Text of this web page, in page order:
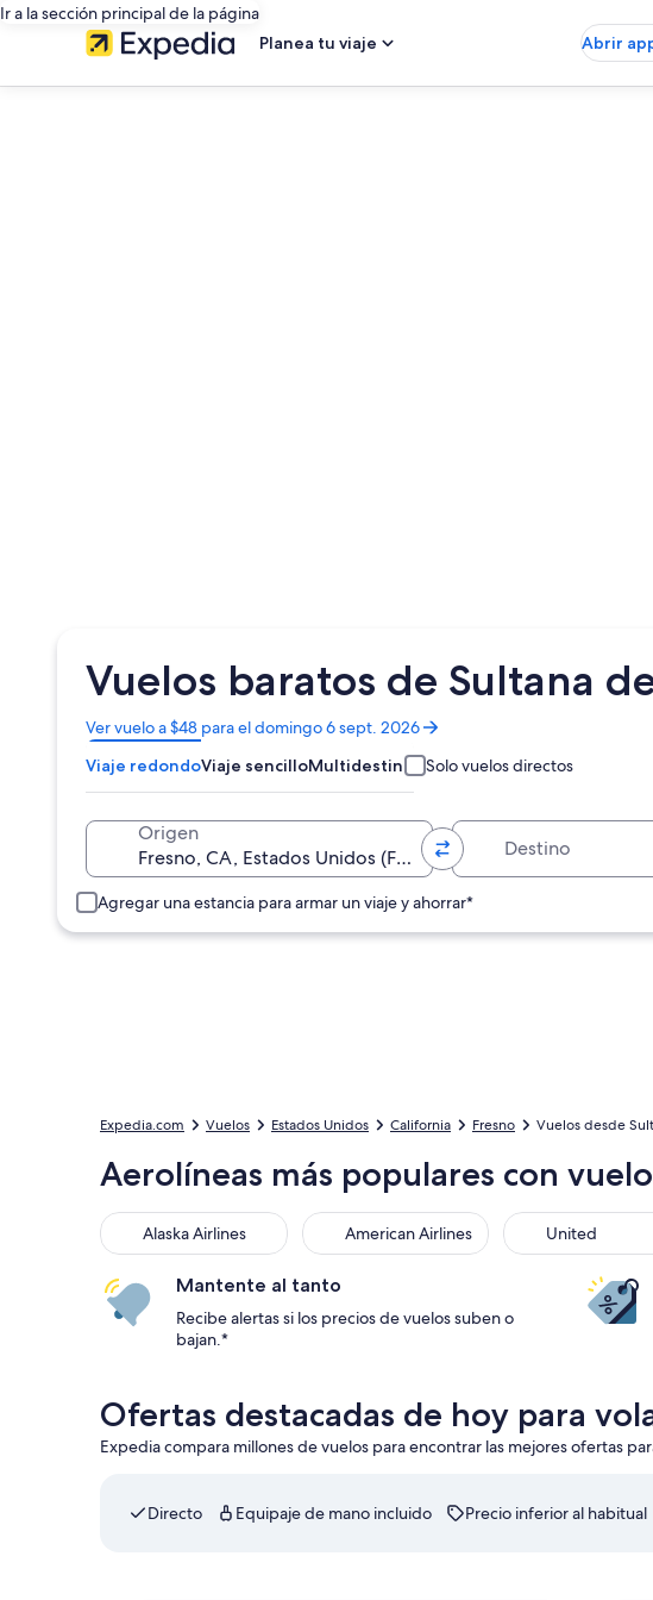
Ir a la sección principal de la página
Planea tu viaje
Abrir
Vuelos baratos de Sultana
Ver vuelo a $48 para el domingo 6 sept. 2026
Se
abrirá
en
una
ventana
Viaje redondoViaje sencilloMultidestino Solo vuelos directos
Origen
Agregar una estancia para armar un viaje y ahorrar*
Expedia.com Vuelos Estados Unidos California Fresno Vuelos desde
Aerolíneas más populares con
Alaska Airlines American Airlines United
Mantente al tanto
Recibe alertas si los precios de vuelos suben o
bajan.*
Ofertas destacadas de hoy para
Expedia compara millones de vuelos para encontrar las mejores ofertas
Directo Equipaje de mano incluido Precio inferior al habitual